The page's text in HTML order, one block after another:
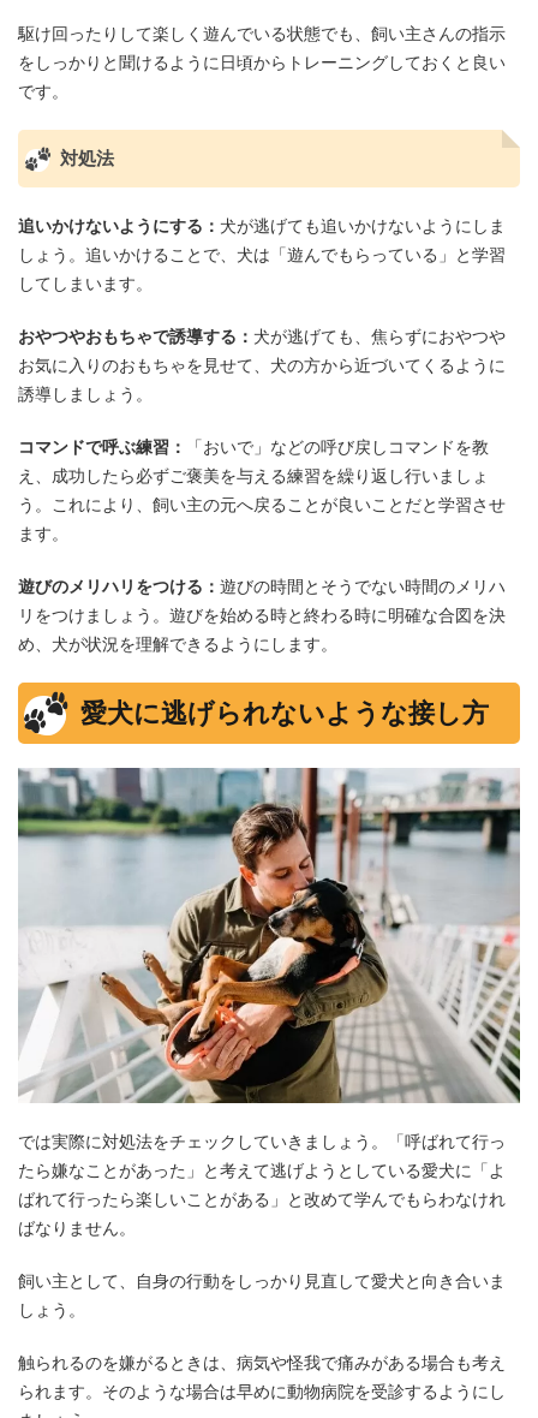
駆け回ったりして楽しく遊んでいる状態でも、飼い主さんの指示
をしっかりと聞けるように日頃からトレーニングしておくと良い
です。
対処法
追いかけないようにする： 犬が逃げても追いかけないようにしま
しょう。追いかけることで、犬は「遊んでもらっている」と学習
してしまいます。
おやつやおもちゃで誘導する： 犬が逃げても、焦らずにおやつや
お気に入りのおもちゃを見せて、犬の方から近づいてくるように
誘導しましょう。
コマンドで呼ぶ練習：
「おいで」などの呼び戻しコマンドを教
え、成功したら必ずご褒美を与える練習を繰り返し行いましょ
う。これにより、飼い主の元へ戻ることが良いことだと学習させ
ます。
遊びのメリハリをつける： 遊びの時間とそうでない時間のメリハ
リをつけましょう。遊びを始める時と終わる時に明確な合図を決
め、犬が状況を理解できるようにします。
愛犬に逃げられないような接し方
では実際に対処法をチェックしていきましょう。「呼ばれて行っ
たら嫌なことがあった」と考えて逃げようとしている愛犬に「よ
ばれて行ったら楽しいことがある」と改めて学んでもらわなけれ
ばなりません。
飼い主として、自身の行動をしっかり見直して愛犬と向き合いま
しょう。
触られるのを嫌がるときは、病気や怪我で痛みがある場合も考え
られます。そのような場合は早めに動物病院を受診するようにし